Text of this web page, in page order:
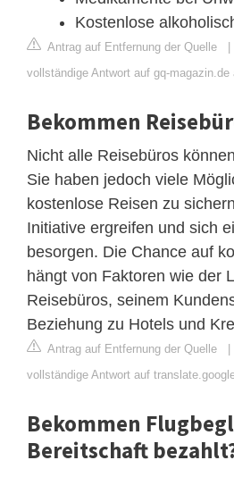
Kostenlose
Antrag auf Entfernung der Quelle |
vollständige Antwort auf gq-magazin.de
Bekommen
Nicht alle Reisebüros
Sie haben jedoch viele
kostenlose Reisen zu
Initiative ergreifen und sich
besorgen. Die Chance auf
hängt von Faktoren wie der
Reisebüros, seinem
Beziehung zu Hotels und
Antrag auf Entfernung der Quelle |
vollständige Antwort auf
Bekommen
Bereitschaft